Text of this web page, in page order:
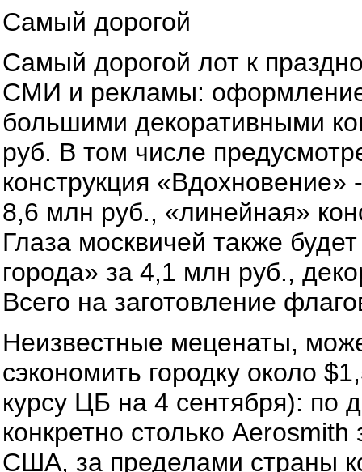
Самый дорогой
Самый дорогой лот к
СМИ и рекламы: оформление
большими декоративными
руб. В том числе
конструкция
8,6 млн руб., «линейная»
Глаза москвичей также
города» за 4,1 млн руб.,
Всего на заготовление
Неизвестные меценаты,
сэкономить городку около
курсу ЦБ на 4 сентября): по
конкретно столько
США, за пределами страны